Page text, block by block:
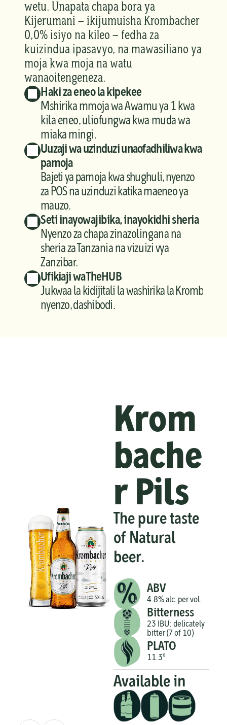
wetu. Unapata chapa bora ya
Kijerumani — ikijumuisha Krombacher
0,0% isiyo na kileo — fedha za
kuizindua ipasavyo, na mawasiliano ya
moja kwa moja na watu
wanaoitengeneza.
Haki za eneo la kipekee
Mshirika mmoja wa Awamu ya 1 kwa
kila eneo, uliofungwa kwa muda wa
miaka mingi.
Uuzaji wa uzinduzi unaofadhiliwa kwa
pamoja
Bajeti ya pamoja kwa shughuli, nyenzo
za POS na uzinduzi katika maeneo ya
mauzo.
Seti inayowajibika, inayokidhi sheria
Nyenzo za chapa zinazolingana na
sheria za Tanzania na vizuizi vya
Zanzibar.
Ufikiaji wa TheHUB
Jukwaa la kidijitali la washirika la Krombacher
nyenzo, dashibodi.
Krom
bache
r Pils
The pure taste
of Natural
beer.
ABV
4.8% alc. per vol.
Bitterness
23 IBU: delicately
bitter (7 of 10)
PLATO
11.3°
Available in